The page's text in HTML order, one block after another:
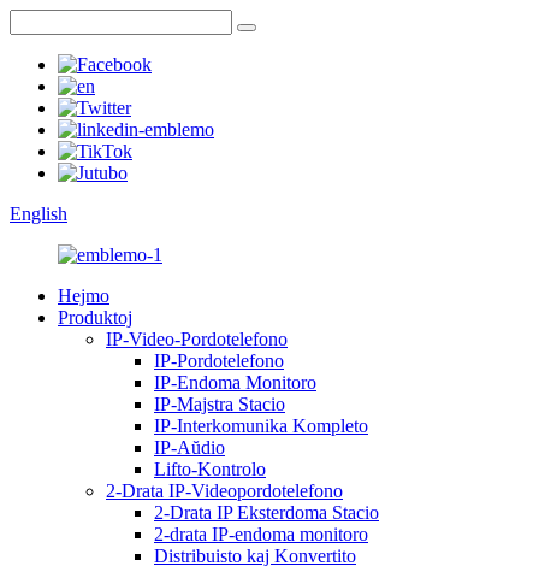
English
Hejmo
Produktoj
IP-Video-Pordotelefono
IP-Pordotelefono
IP-Endoma Monitoro
IP-Majstra Stacio
IP-Interkomunika Kompleto
IP-Aŭdio
Lifto-Kontrolo
2-Drata IP-Videopordotelefono
2-Drata IP Eksterdoma Stacio
2-drata IP-endoma monitoro
Distribuisto kaj Konvertito